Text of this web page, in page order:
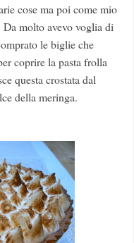
cose ma poi come mio
molto avevo voglia di
le biglie che
coprire la pasta frolla
questa crostata dal
della meringa.